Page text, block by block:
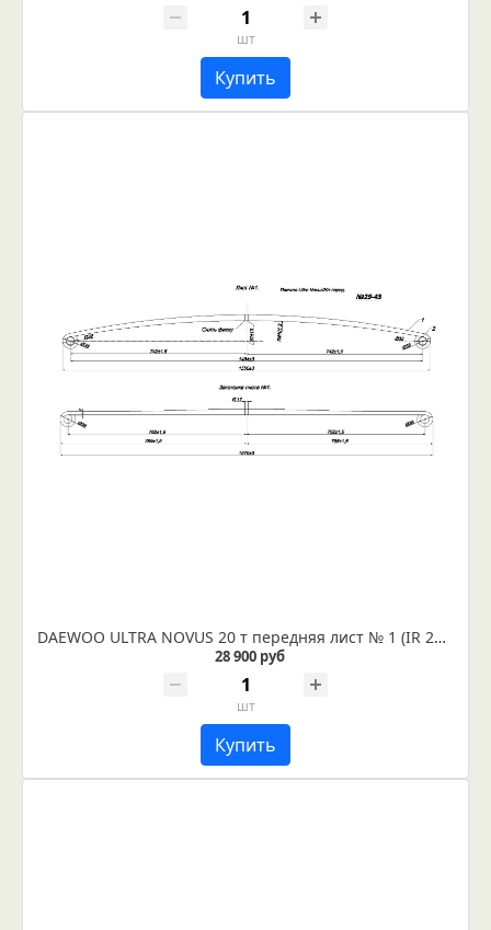
шт
Купить
DAEWOO ULTRA NOVUS 20 т передняя лист № 1 (IR 29-43-01)
28 900 руб
шт
Купить